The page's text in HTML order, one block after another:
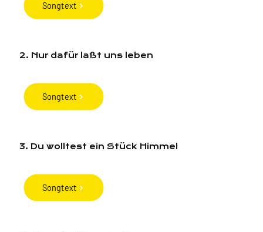
Songtext
2. Nur dafür laßt uns leben
Songtext
3. Du wolltest ein Stück Himmel
Songtext